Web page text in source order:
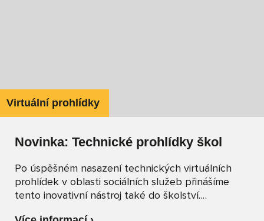
Virtuální prohlídky
Novinka: Technické prohlídky škol
Po úspěšném nasazení technických virtuálních
prohlídek v oblasti sociálních služeb přinášíme
tento inovativní nástroj také do školství.